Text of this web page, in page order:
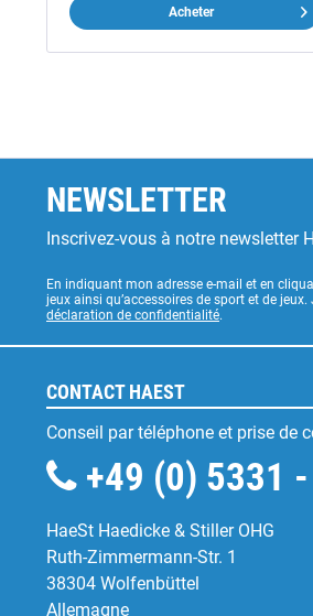
Acheter
NEWSLETTER
Inscrivez-vous à notre newsletter
En indiquant mon adresse e-mail et en
jeux ainsi qu’accessoires de sport et de
déclaration de confidentialité.
CONTACT HAEST
Conseil par téléphone et prise de
+49 (0) 5331
HaeSt Haedicke & Stiller OHG
Ruth-Zimmermann-Str. 1
38304 Wolfenbüttel
Allemagne